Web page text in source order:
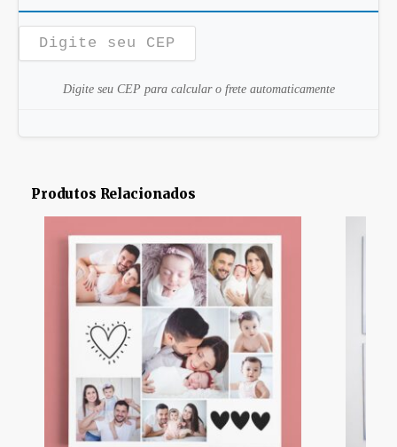
Digite seu CEP para calcular o frete automaticamente
Produtos Relacionados